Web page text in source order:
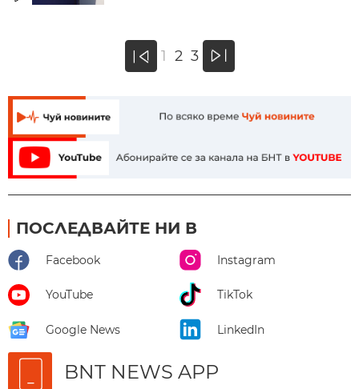
« 1 2 3 »
ПОСЛЕДВАЙТЕ НИ В
Facebook Instagram
YouTube TikTok
Google News LinkedIn
BNT NEWS APP